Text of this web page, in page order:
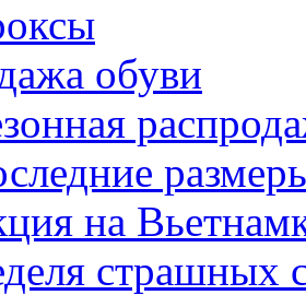
обуви
на
страшных